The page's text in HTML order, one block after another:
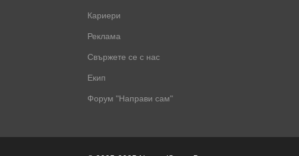
Кариери
Реклама
Свържете се с нас
Екип
Форум "Направи сам"